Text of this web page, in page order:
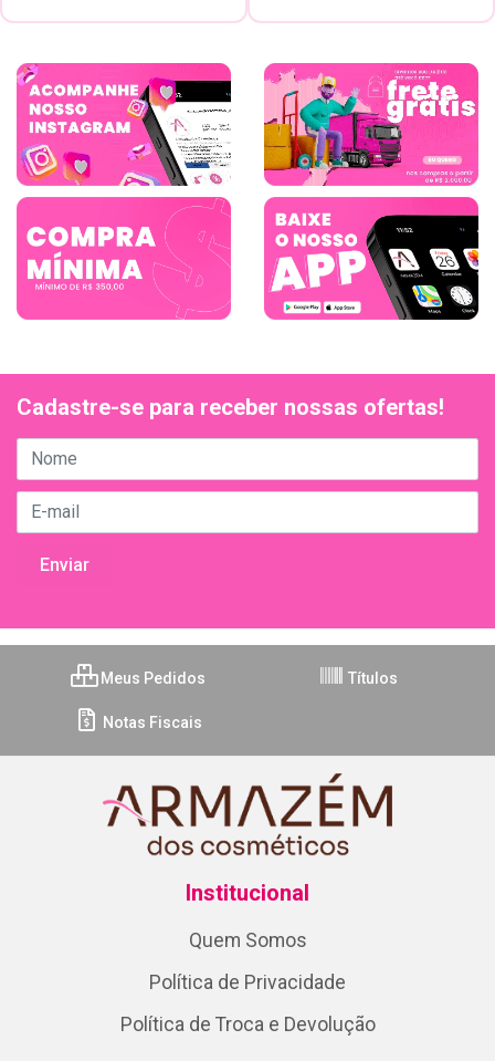
Cadastre-se para receber nossas ofertas!
Meus Pedidos Títulos
Notas Fiscais
Institucional
Quem Somos
Política de Privacidade
Política de Troca e Devolução